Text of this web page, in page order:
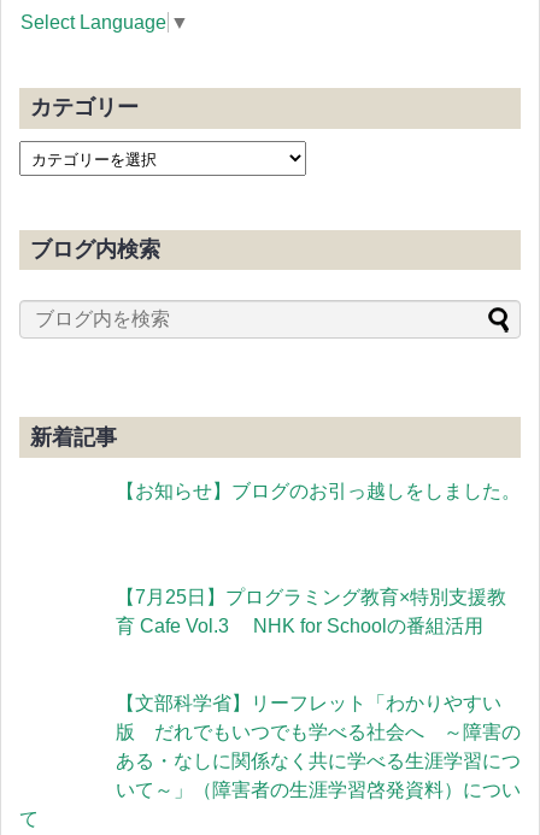
Select Language ▼
カテゴリー
ブログ内検索
新着記事
【お知らせ】ブログのお引っ越しをしました。
【7月25日】プログラミング教育×特別支援教
育 Cafe Vol.3 NHK for Schoolの番組活用
【文部科学省】リーフレット「わかりやすい
版 だれでもいつでも学べる社会へ ～障害の
ある・なしに関係なく共に学べる生涯学習につ
いて～」（障害者の生涯学習啓発資料）につい
て